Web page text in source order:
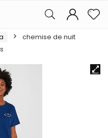
chemise de nuit